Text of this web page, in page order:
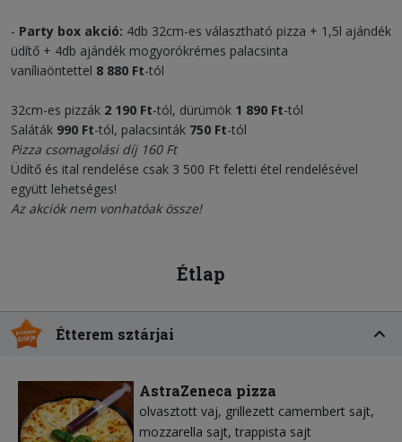
- Party box akció: 4db 32cm-es választható pizza + 1,5l ajándék
üdítő + 4db ajándék mogyorókrémes palacsinta
vaníliaöntettel 8 880 Ft-tól
32cm-es pizzák 2 190 Ft-tól, dürümök 1 890 Ft-tól
Saláták 990 Ft-tól, palacsinták 750 Ft-tól
Pizza csomagolási díj 160 Ft
Üdítő és ital rendelése csak 3 500 Ft feletti étel rendelésével
együtt lehetséges!
Az akciók nem vonhatóak össze!
Étlap
Étterem sztárjai
AstraZeneca pizza
olvasztott vaj grillezett camembert sajt
mozzarella sajt trappista sajt